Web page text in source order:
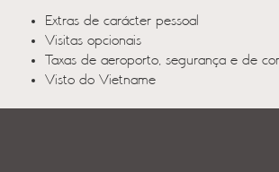
Extras de carácter pessoal
Visitas opcionais
Taxas de aeroporto, segurança e de
Visto do Vietname